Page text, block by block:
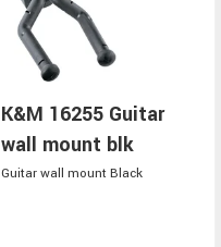
K&M 16255 Guitar
wall mount blk
Guitar wall mount Black